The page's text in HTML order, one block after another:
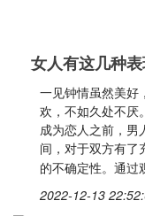
女人有这几种
一见钟情虽然美好
欢，不如久处不厌
成为恋人之前，男
间，对于双方有了
的不确定性。通过
2022-12-13